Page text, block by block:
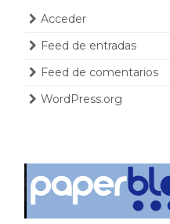
Acceder
Feed de entradas
Feed de comentarios
WordPress.org